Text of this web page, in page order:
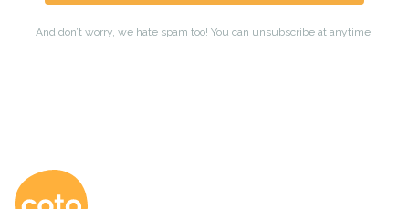
Coto Academy -